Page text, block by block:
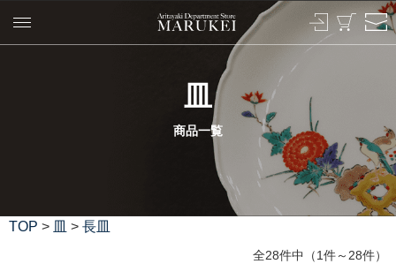
皿
商品一覧
TOP > 皿 > 長皿
全28件中（1件～28件）